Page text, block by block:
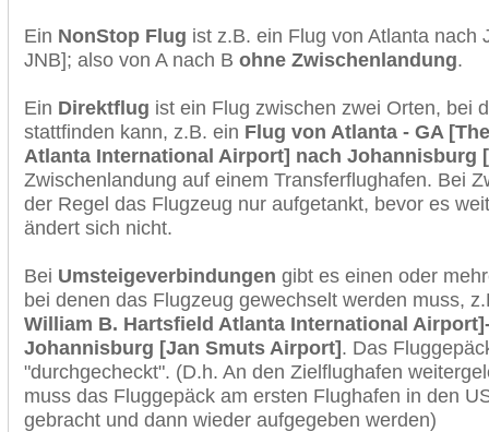
Ein NonStop Flug ist z.B. ein Flug von Atlanta nach
JNB]; also von A nach B ohne Zwischenlandung.
Ein Direktflug ist ein Flug zwischen zwei Orten, bei
stattfinden kann, z.B. ein Flug von Atlanta - GA
Atlanta International Airport] nach Johannisburg
Zwischenlandung auf einem Transferflughafen. Bei
der Regel das Flugzeug nur aufgetankt, bevor es
ändert sich nicht.
Bei Umsteigeverbindungen gibt es einen oder
bei denen das Flugzeug gewechselt werden muss,
William B. Hartsfield Atlanta International
Johannisburg [Jan Smuts Airport]. Das
"durchgecheckt". (D.h. An den Zielflughafen
muss das Fluggepäck am ersten Flughafen in den
gebracht und dann wieder aufgegeben werden)